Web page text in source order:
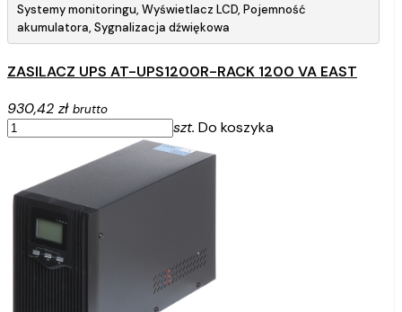
Systemy monitoringu, Wyświetlacz LCD, Pojemność
akumulatora, Sygnalizacja dźwiękowa
ZASILACZ UPS AT-UPS1200R-RACK 1200 VA EAST
930,42 zł brutto
szt. Do koszyka